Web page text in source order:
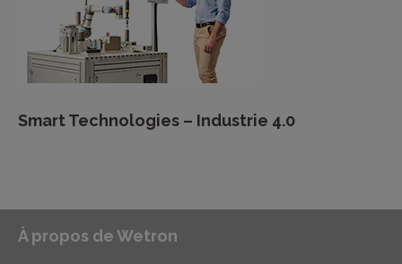
Smart Technologies – Industrie 4.0
À propos de Wetron